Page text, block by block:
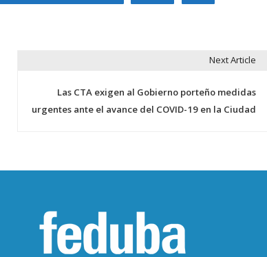
Next Article
Las CTA exigen al Gobierno porteño medidas
urgentes ante el avance del COVID-19 en la Ciudad